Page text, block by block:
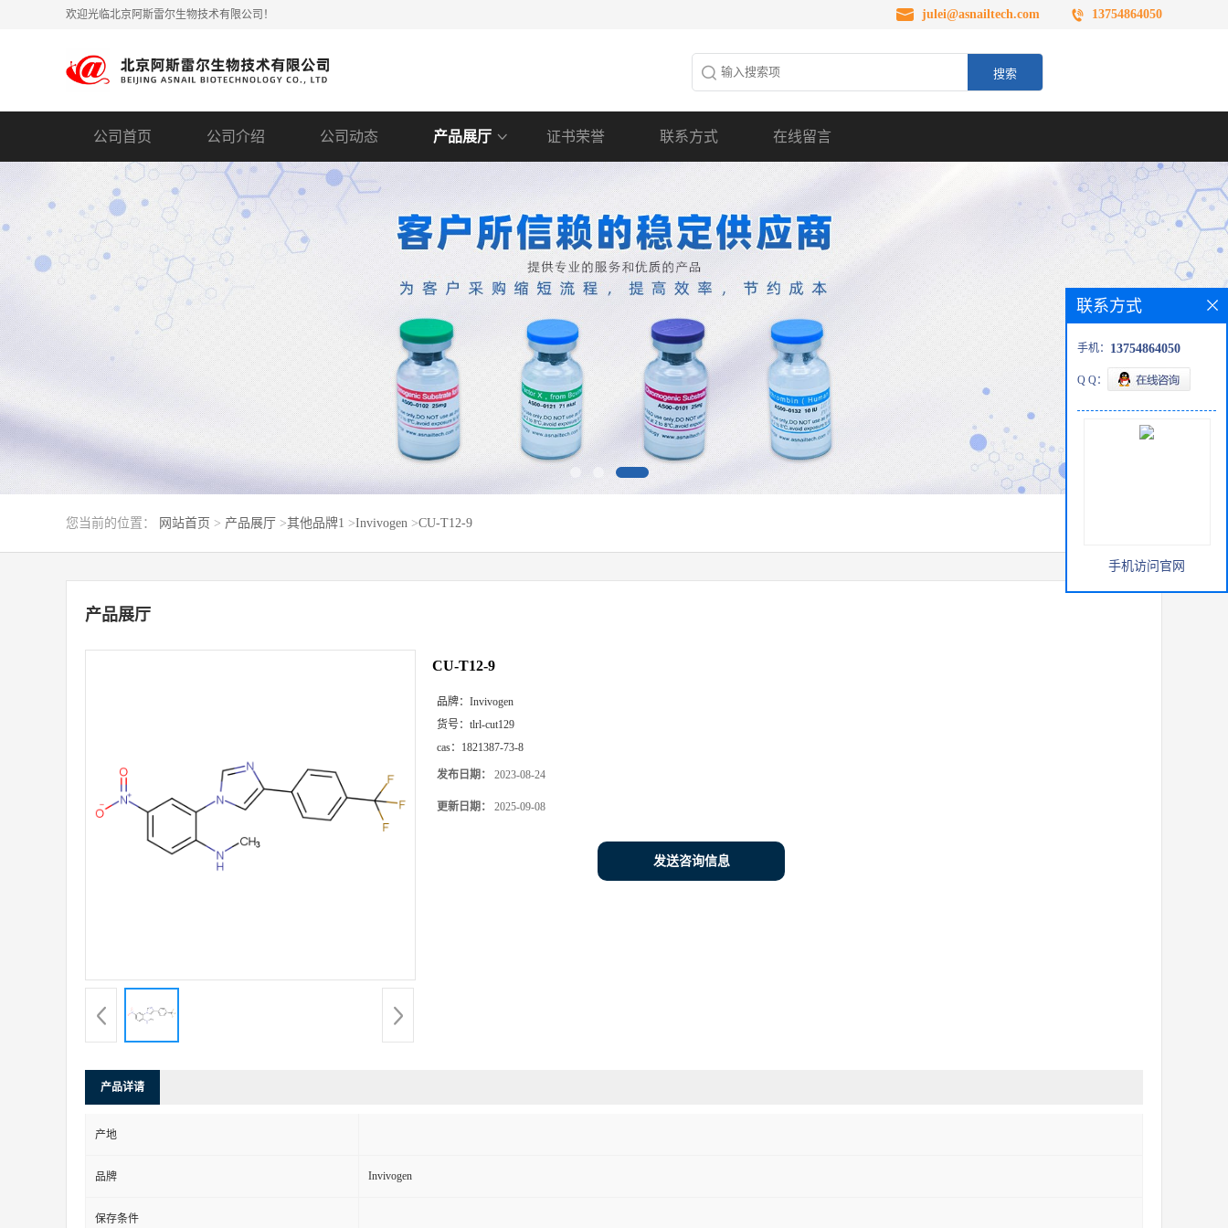
欢迎光临北京阿斯雷尔生物技术有限公司！ julei@asnailtech.com 13754864050
公司首页 公司介绍 公司动态 产品展厅 证书荣誉 联系方式 在线留言
您当前的位置： 网站首页 > 产品展厅 >其他品牌1 >Invivogen >CU-T12-9
产品展厅
CU-T12-9
品牌： Invivogen
货号： tlrl-cut129
cas： 1821387-73-8
发布日期： 2023-08-24
更新日期： 2025-09-08
发送咨询信息
产品详请
产地
品牌 Invivogen
保存条件
联系方式
手机： 13754864050
Q Q：
手机访问官网